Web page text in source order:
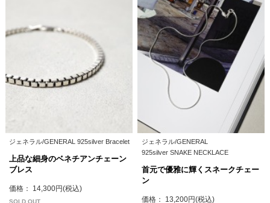
ジェネラル/GENERAL 925silver Bracelet
上品な細身のベネチアンチェーン
ブレス
価格： 14,300円(税込)
ジェネラル/GENERAL
925silver SNAKE NECKLACE
首元で優雅に輝くスネークチェー
ン
価格： 13,200円(税込)